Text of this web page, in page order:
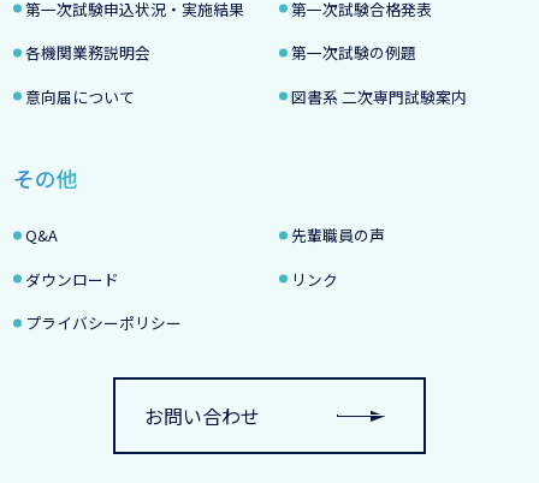
第一次試験申込状況・実施結果
第一次試験合格発表
各機関業務説明会
第一次試験の例題
意向届について
図書系 二次専門試験案内
その他
Q&A
先輩職員の声
ダウンロード
リンク
プライバシーポリシー
お問い合わせ